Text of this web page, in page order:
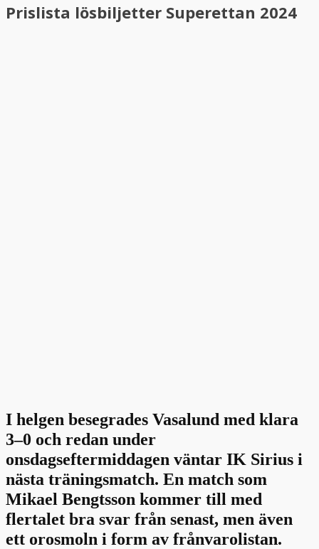
Prislista lösbiljetter Superettan 2024
I helgen besegrades Vasalund med klara
3–0 och redan under
onsdagseftermiddagen väntar IK Sirius i
nästa träningsmatch. En match som
Mikael Bengtsson kommer till med
flertalet bra svar från senast, men även
ett orosmoln i form av frånvarolistan.